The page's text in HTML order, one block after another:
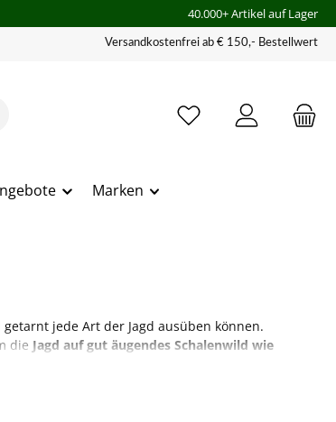
40.000+ Artikel auf Lager
Versandkostenfrei ab € 150,- Bestellwert
Marken
jede Art der Jagd ausüben können.
die Jagd auf gut äugendes Schalenwild wie